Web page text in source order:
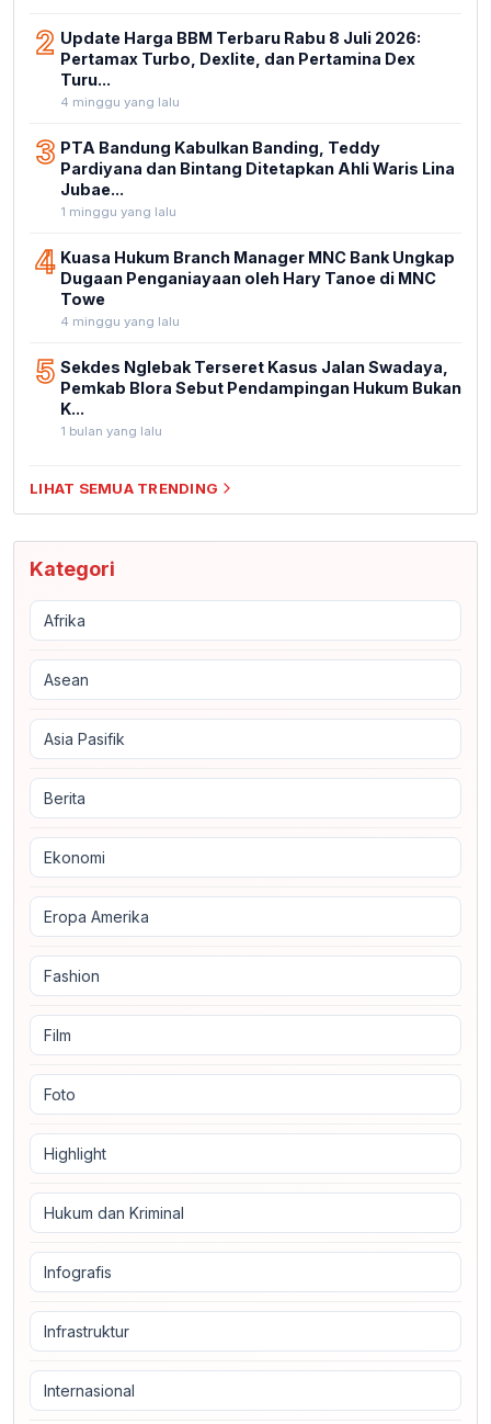
2 Update Harga BBM Terbaru Rabu 8 Juli 2026:
Pertamax Turbo, Dexlite, dan Pertamina Dex
Turu...
4 minggu yang lalu
3 PTA Bandung Kabulkan Banding, Teddy
Pardiyana dan Bintang Ditetapkan Ahli Waris Lina
Jubae...
1 minggu yang lalu
4 Kuasa Hukum Branch Manager MNC Bank Ungkap
Dugaan Penganiayaan oleh Hary Tanoe di MNC
Towe
4 minggu yang lalu
5 Sekdes Nglebak Terseret Kasus Jalan Swadaya,
Pemkab Blora Sebut Pendampingan Hukum Bukan
K...
1 bulan yang lalu
LIHAT SEMUA TRENDING
Kategori
Afrika
Asean
Asia Pasifik
Berita
Ekonomi
Eropa Amerika
Fashion
Film
Foto
Highlight
Hukum dan Kriminal
Infografis
Infrastruktur
Internasional